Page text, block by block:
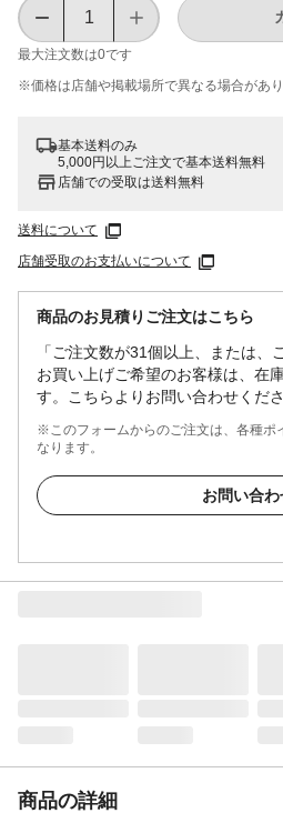
最大注文数は0です
※価格は​店舗や​掲載場所で​異なる​場合が​あり
基本送料のみ
5,000円以上ご注文で基本送料無料
店舗での受取は送料無料
送料について
店舗受取のお支払いについて
商品のお見積りご注文はこちら
「ご注文数が31個以上、または、
お買い上げご希望のお客様は、在
す。こちらよりお問い合わせくださ
※このフォームからのご注文は、各種ポ
なります。
お問い合わ
商品の詳細